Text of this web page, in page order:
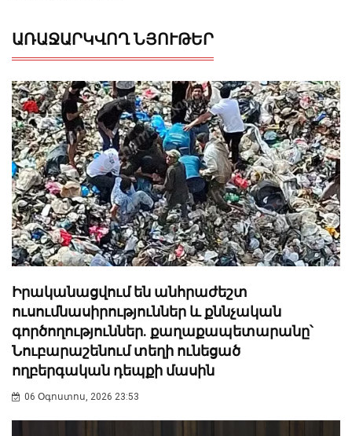
ԱՌԱՋԱՐԿՎՈՂ ՆՅՈՒԹԵՐ
Իրականացվում են անհրաժեշտ
ուսումնասիրություններ և քննչական
գործողություններ. քաղաքապետարանը՝
Նուբարաշենում տեղի ունեցած
ողբերգական դեպքի մասին
06 Օգոստոս, 2026 23:53